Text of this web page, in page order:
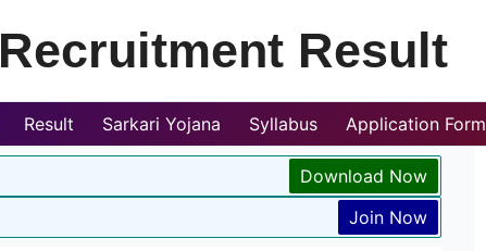
Recruitment Result
Result Sarkari Yojana Syllabus Application Form
Download Now
Join Now